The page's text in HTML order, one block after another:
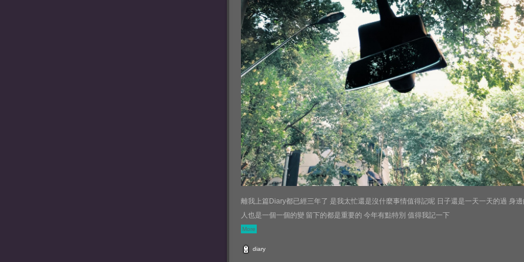
離我上篇Diary都已經三年了 是我太忙還是沒什麼事情值得記呢 日子還是一天一天的過 身
人也是一個一個的變 留下的都是重要的 今年有點特別 值得我記一下
More
diary